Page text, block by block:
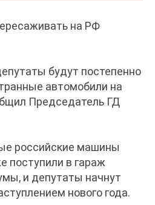
на РФ
будут постепенно
автомобили на
Председатель ГД
российские машины
поступили в гараж
и депутаты начнут
нового года.